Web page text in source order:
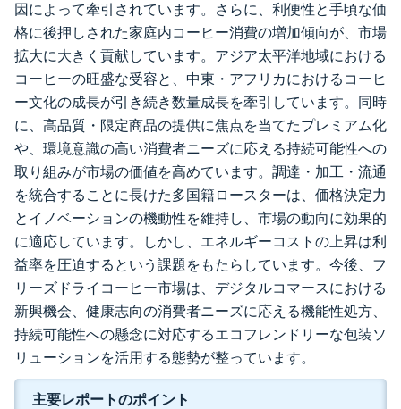
因によって牽引されています。さらに、利便性と手頃な価
格に後押しされた家庭内コーヒー消費の増加傾向が、市場
拡大に大きく貢献しています。アジア太平洋地域における
コーヒーの旺盛な受容と、中東・アフリカにおけるコーヒ
ー文化の成長が引き続き数量成長を牽引しています。同時
に、高品質・限定商品の提供に焦点を当てたプレミアム化
や、環境意識の高い消費者ニーズに応える持続可能性への
取り組みが市場の価値を高めています。調達・加工・流通
を統合することに長けた多国籍ロースターは、価格決定力
とイノベーションの機動性を維持し、市場の動向に効果的
に適応しています。しかし、エネルギーコストの上昇は利
益率を圧迫するという課題をもたらしています。今後、フ
リーズドライコーヒー市場は、デジタルコマースにおける
新興機会、健康志向の消費者ニーズに応える機能性処方、
持続可能性への懸念に対応するエコフレンドリーな包装ソ
リューションを活用する態勢が整っています。
主要レポートのポイント